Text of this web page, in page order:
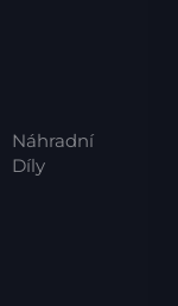
Náhradní
Díly